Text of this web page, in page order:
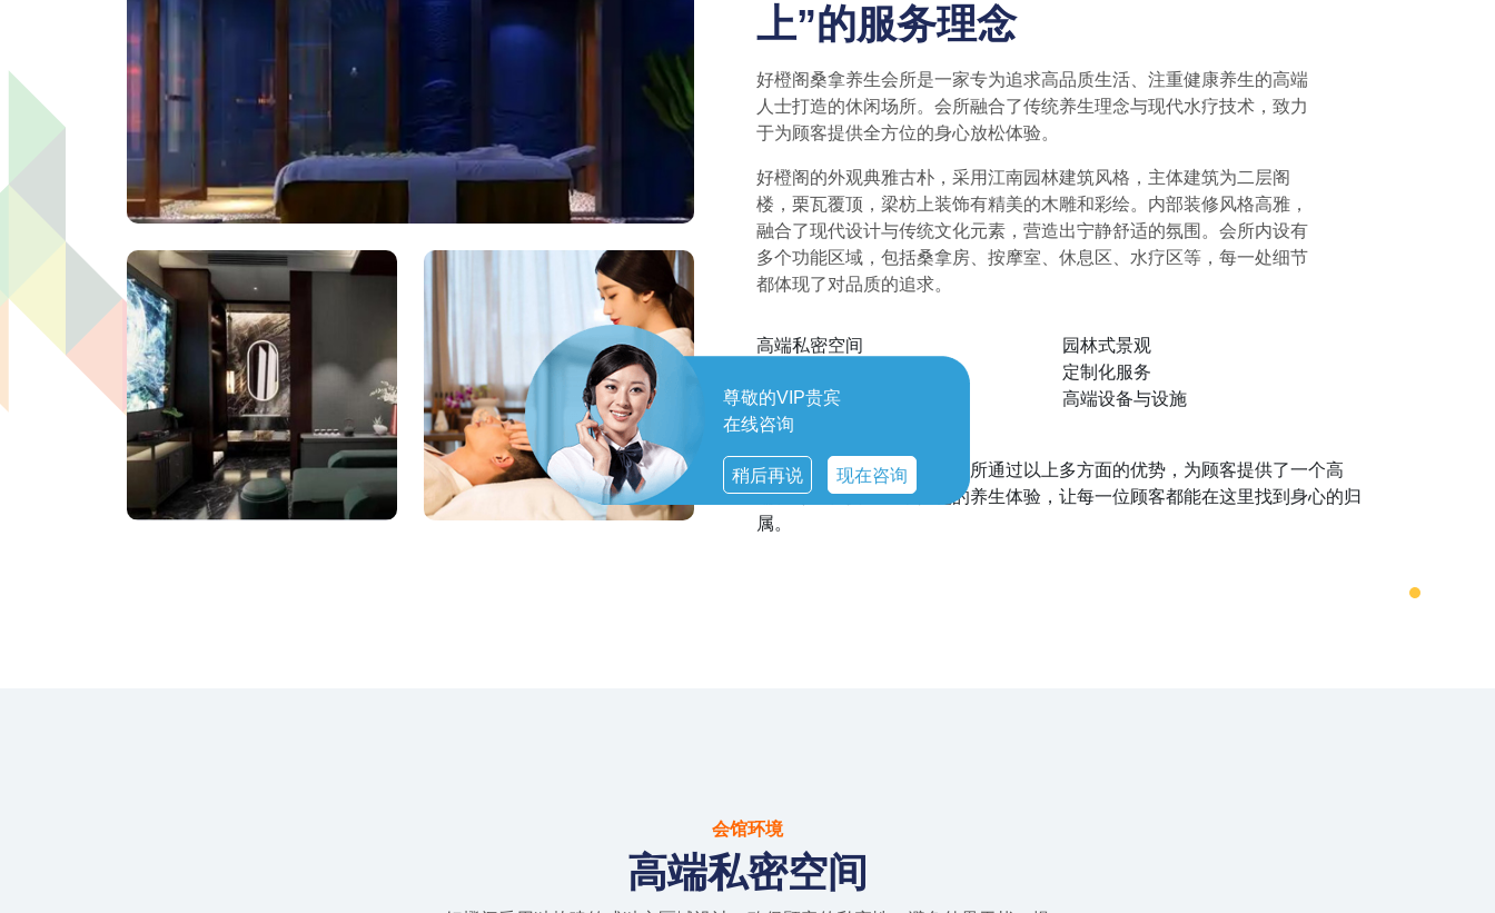
尊敬的VIP贵宾
在线咨询
稍后再说 现在咨询
上”的服务理念
好橙阁桑拿养生会所是一家专为追求高品质生活、注重健康养生的高端
人士打造的休闲场所。会所融合了传统养生理念与现代水疗技术，致力
于为顾客提供全方位的身心放松体验。
好橙阁的外观典雅古朴，采用江南园林建筑风格，主体建筑为二层阁
楼，栗瓦覆顶，梁枋上装饰有精美的木雕和彩绘。内部装修风格高雅，
融合了现代设计与传统文化元素，营造出宁静舒适的氛围。会所内设有
多个功能区域，包括桑拿房、按摩室、休息区、水疗区等，每一处细节
都体现了对品质的追求。
高端私密空间
园林式景观
定制化服务
专业技师团队
高端设备与设施
杭州萧山好橙阁桑拿养生会所通过以上多方面的优势，为顾客提供了一个高
端、专业、安全且个性化的养生体验，让每一位顾客都能在这里找到身心的归
属。
会馆环境
高端私密空间